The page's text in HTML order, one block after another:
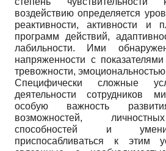
воздействию определяется
реактивности, активности и
программ действий,
лабильности. Ими
напряженности с
тревожности,
Специфически сложные
деятельности сотрудников
особую важность
возможностей,
способностей и
приспосабливаться к этим